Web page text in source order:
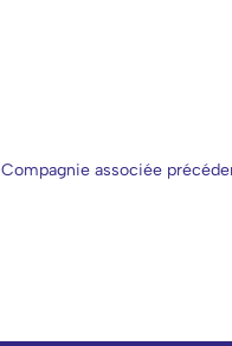
Compagnie associée